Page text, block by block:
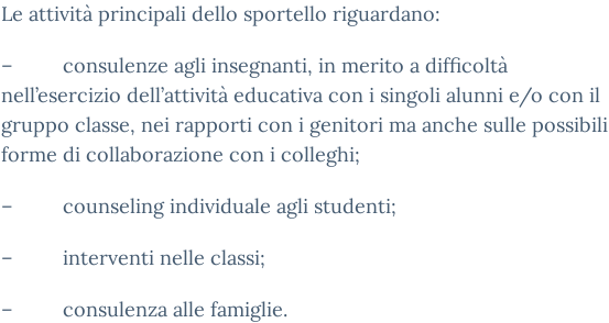
Le attività principali dello sportello riguardano:
– consulenze agli insegnanti, in merito a difficoltà
nell’esercizio dell’attività educativa con i singoli alunni e/o con il
gruppo classe, nei rapporti con i genitori ma anche sulle possibili
forme di collaborazione con i colleghi;
– counseling individuale agli studenti;
– interventi nelle classi;
– consulenza alle famiglie.